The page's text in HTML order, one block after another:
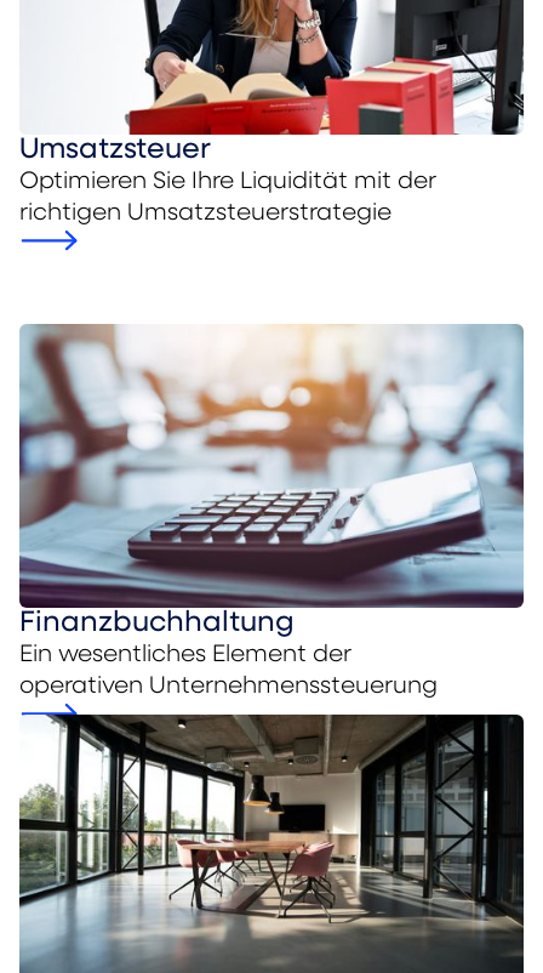
Umsatzsteuer
Optimieren Sie Ihre Liquidität mit der
richtigen Umsatzsteuerstrategie
Finanzbuchhaltung
Ein wesentliches Element der
operativen Unternehmenssteuerung